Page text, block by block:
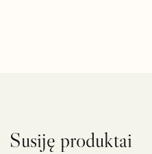
Susiję produktai